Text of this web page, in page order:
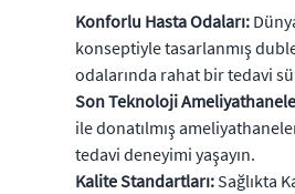
Konforlu Hasta Odaları:
konseptiyle tasarlanmış
odalarında rahat bir tedavi
Son Teknoloji
ile donatılmış
tedavi deneyimi yaşayın.
Kalite Standartları: Sağlıkta